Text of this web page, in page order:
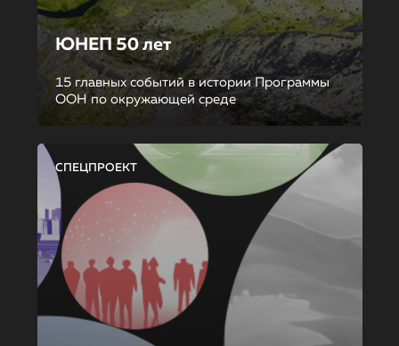
ЮНЕП 50 лет
15 главных событий в истории Программы
ООН по окружающей среде
СПЕЦПРОЕКТ